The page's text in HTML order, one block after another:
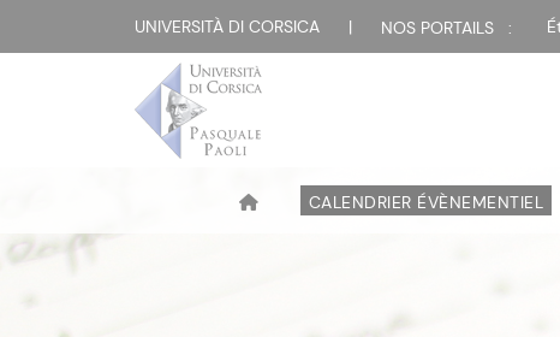
UNIVERSITÀ DI CORSICA | NOS PORTAILS :
CALENDRIER ÉVÈNEMENTIEL